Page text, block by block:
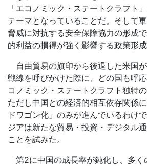
「エコノミック・ステートクラフト
テーマとなっていることだ。そして
脅威に対抗する安全保障協力の形成
的利益の損得が強く影響する政策形成
自由貿易の旗印から後退した米国
戦線を呼びかけた際に、どの国も呼
コノミック・ステートクラフト独特
ただし中国との経済的相互依存関係
ドワゴン化」のみが進んでいるわけ
ジアは新たな貿易・投資・デジタル
ことを試みた。
第2に中国の成長率が鈍化し、多く